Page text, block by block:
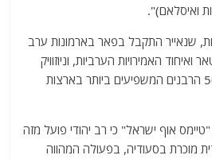
ואיסלאם)".
שנאייר התקבל בפאר בארמונות ערב
ואיחוד האמירויות הערביות, וניוזוויק
כינה אותו בעבר כאחד מ-50 הרבנים המשפיעים ביותר בארצות
אוף ישראל" כי רב יהודי פועל מזה
מוכרת בסעודיה, בפעולה המהווה